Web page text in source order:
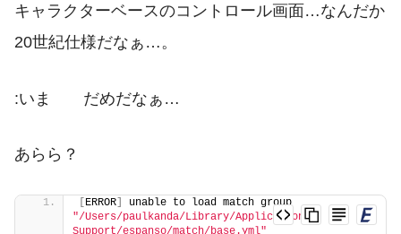
キャラクターベースのコントロール画面…なんだか
20世紀仕様だなぁ…。
:いま だめだなぁ…
あらら？
[ERROR]
"/Users/paulkanda/Library/Application
Support/espanso/match/base.yml"